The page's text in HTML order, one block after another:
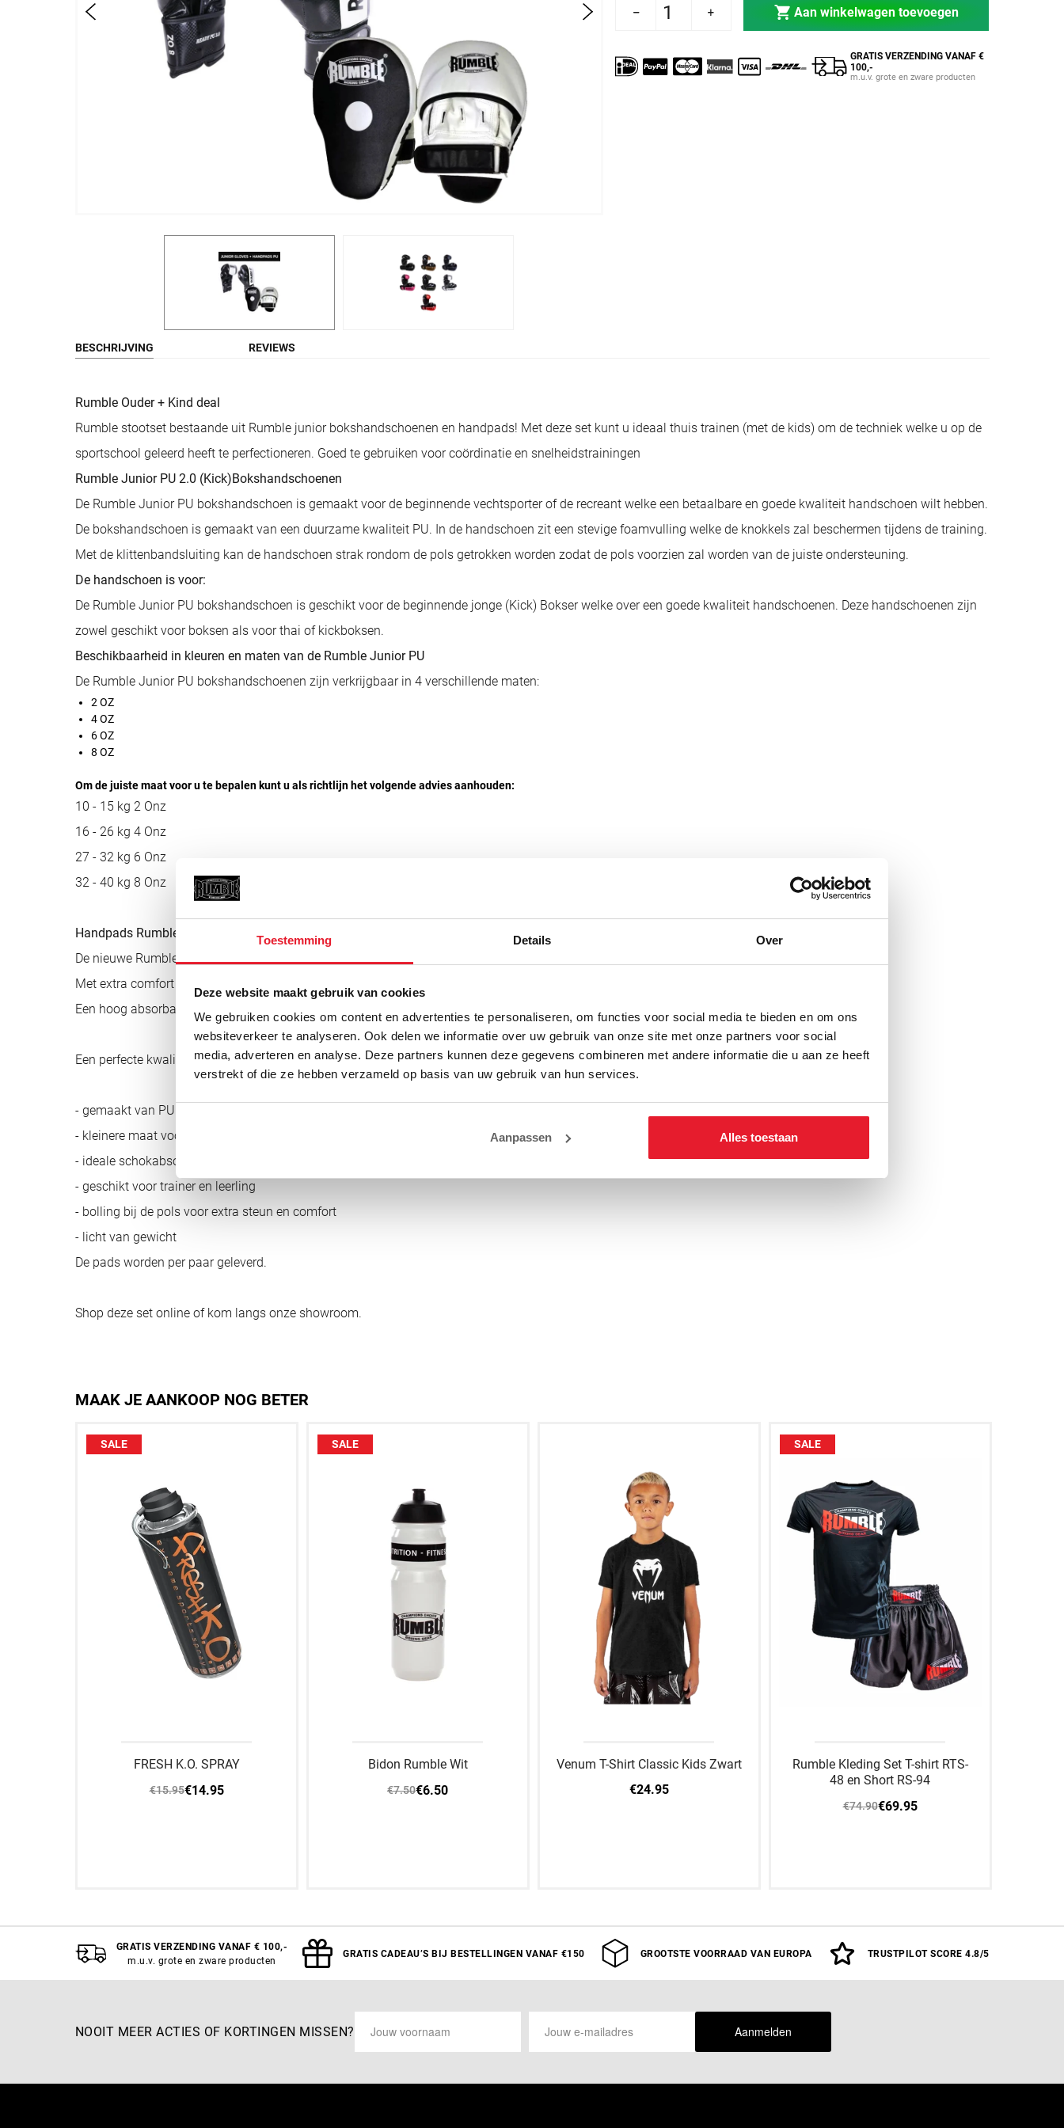
Toestemming Details Over
Deze website maakt gebruik van cookies
We gebruiken cookies om content en advertenties te personaliseren, om functies voor social media te bieden en om ons
websiteverkeer te analyseren. Ook delen we informatie over uw gebruik van onze site met onze partners voor social
media, adverteren en analyse. Deze partners kunnen deze gegevens combineren met andere informatie die u aan ze heeft
verstrekt of die ze hebben verzameld op basis van uw gebruik van hun services.
Aanpassen Alles toestaan
Aantal verlagen voor Rumble Ouder + Kind Deal
Aantal verhogen voor Rumble Ouder + Kind DealAan winkelwagen toevoegen
GRATIS VERZENDING VANAF €
100,-
m.u.v. grote en zware producten
BESCHRIJVING REVIEWS
Rumble Ouder + Kind deal
Rumble stootset bestaande uit Rumble junior bokshandschoenen en handpads! Met deze set kunt u ideaal thuis trainen (met de kids) om de techniek welke u op de
sportschool geleerd heeft te perfectioneren. Goed te gebruiken voor coördinatie en snelheidstrainingen
Rumble Junior PU 2.0 (Kick)Bokshandschoenen
De Rumble Junior PU bokshandschoen is gemaakt voor de beginnende vechtsporter of de recreant welke een betaalbare en goede kwaliteit handschoen wilt hebben.
De bokshandschoen is gemaakt van een duurzame kwaliteit PU. In de handschoen zit een stevige foamvulling welke de knokkels zal beschermen tijdens de training.
Met de klittenbandsluiting kan de handschoen strak rondom de pols getrokken worden zodat de pols voorzien zal worden van de juiste ondersteuning.
De handschoen is voor:
De Rumble Junior PU bokshandschoen is geschikt voor de beginnende jonge (Kick) Bokser welke over een goede kwaliteit handschoenen. Deze handschoenen zijn
zowel geschikt voor boksen als voor thai of kickboksen.
Beschikbaarheid in kleuren en maten van de Rumble Junior PU
De Rumble Junior PU bokshandschoenen zijn verkrijgbaar in 4 verschillende maten:
2 OZ
4 OZ
6 OZ
8 OZ
Om de juiste maat voor u te bepalen kunt u als richtlijn het volgende advies aanhouden:
10 - 15 kg 2 Onz
16 - 26 kg 4 Onz
27 - 32 kg 6 Onz
32 - 40 kg 8 Onz
Handpads Rumble Ready PU per paar
De nieuwe Rumble lichtgewicht targets voor hook & jab training en ook ideaal voor precisietraining.
Met extra comfort voor de trainer door een grip voor de vingers en strap bij de pols.
Een hoog absorbatie-niveau van de padding om de stoten tot een minimum op te vangen.
Een perfecte kwaliteit voor een super lage prijs.
- gemaakt van PU kunstleder
- kleinere maat voor precisie-training
- ideale schokabsorberende padding
- geschikt voor trainer en leerling
- bolling bij de pols voor extra steun en comfort
- licht van gewicht
De pads worden per paar geleverd.
Shop deze set online of kom langs onze showroom.
MAAK JE AANKOOP NOG BETER
SALE
FRESH K.O. SPRAY
€15.95€14.95
SALE
Bidon Rumble Wit
€7.50€6.50
Venum T-Shirt Classic Kids Zwart
€24.95
10 JAAR
SALE
Rumble Kleding Set T-shirt RTS-
48 en Short RS-94
€74.90€69.95
GRATIS VERZENDING VANAF € 100,-
m.u.v. grote en zware producten
GRATIS CADEAU’S BIJ BESTELLINGEN VANAF €150 GROOTSTE VOORRAAD VAN EUROPA TRUSTPILOT SCORE 4.8/5
NOOIT MEER ACTIES OF KORTINGEN MISSEN? Aanmelden